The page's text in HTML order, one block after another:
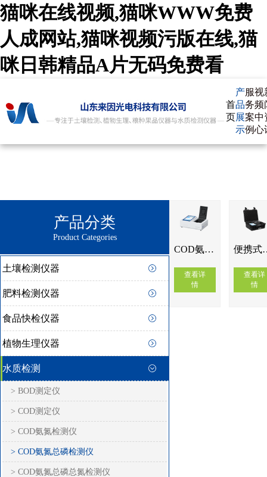
猫咪在线视频,猫咪WWW免费
人成网站,猫咪视频污版在线,猫
咪日韩精品A片无码免费看
首
页
产
品
展
示
服
务
案
例
视
频
中
心
产品分类
Product Categories
土壤检测仪器
肥料检测仪器
食品快检仪器
植物生理仪器
水质检测
> BOD测定仪
> COD测定仪
> COD氨氮检测仪
> COD氨氮总磷检测仪
> COD氨氮总磷总氮检测仪
COD氨氮总磷检测仪IN-T03
查看详
情
便携式
查看详
情